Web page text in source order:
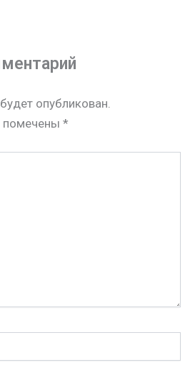
опубликован.
помечены *